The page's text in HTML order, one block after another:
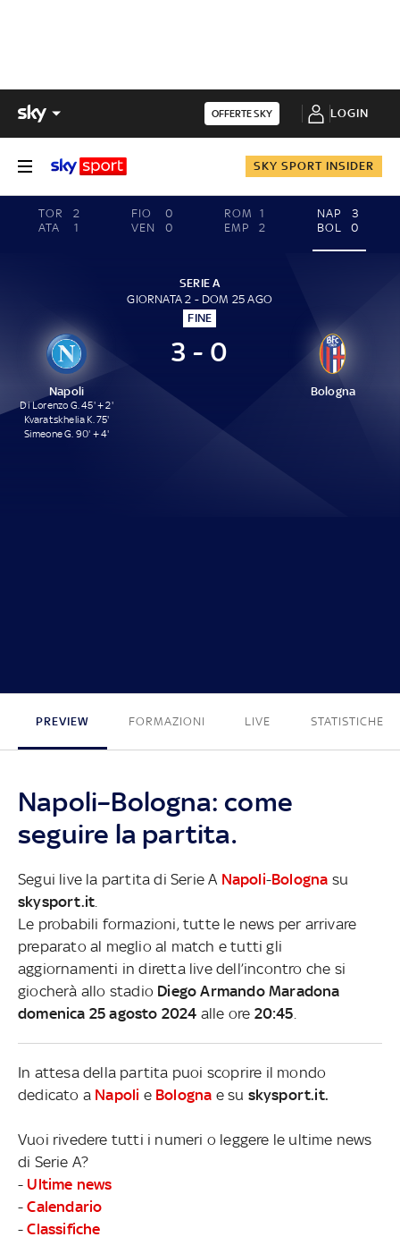
OFFERTE SKY LOGIN
SKY SPORT INSIDER
TOR
2
ATA
1
FIO
0
VEN
0
ROM
1
EMP
2
NAP
3
BOL
0
SERIE A
GIORNATA 2 - DOM 25 AGO
FINE
Napoli
Di Lorenzo G. 45' + 2'
Kvaratskhelia K. 75'
Simeone G. 90' + 4'
3 - 0
Bologna
PREVIEW FORMAZIONI LIVE STATISTICHE
Napoli–Bologna: come
seguire la partita.
Segui live la partita di Serie A Napoli-Bologna su
skysport.it
Le probabili formazioni, tutte le news per arrivare
preparato al meglio al match e tutti gli
aggiornamenti in diretta live dell’incontro che si
giocherà allo stadio Diego Armando Maradona
domenica 25 agosto 2024 alle ore 20:45
In attesa della partita puoi scoprire il mondo
dedicato a Napoli e Bologna e su skysport.it.
Vuoi rivedere tutti i numeri o leggere le ultime news
di Serie A?
- Ultime news
-Calendario
-Classifiche